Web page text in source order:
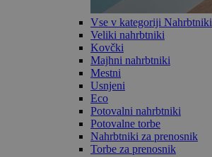
Vse v kategoriji Nahrbtniki
Veliki nahrbtniki
Kovčki
Majhni nahrbtniki
Mestni
Usnjeni
Eco
Potovalni nahrbtniki
Potovalne torbe
Nahrbtniki za prenosnik
Torbe za prenosnik